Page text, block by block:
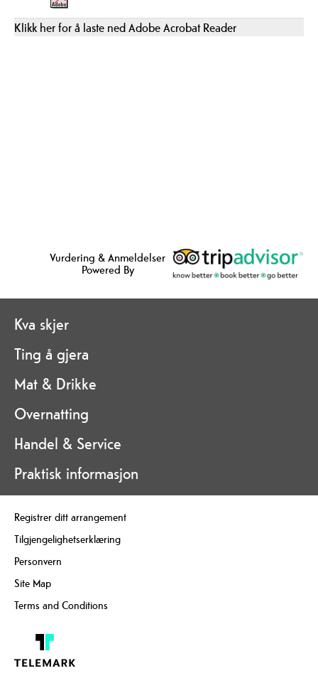
Klikk her for å laste ned Adobe Acrobat Reader
Vurdering & Anmeldelser
Powered By
Kva skjer
Ting å gjera
Mat & Drikke
Overnatting
Handel & Service
Praktisk informasjon
Registrer ditt arrangement
Tilgjengelighetserklæring
Personvern
Site Map
Terms and Conditions